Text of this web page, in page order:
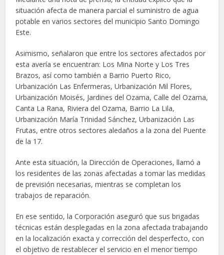
situación afecta de manera parcial el suministro de agua
potable en varios sectores del municipio Santo Domingo
Este.
Asimismo, señalaron que entre los sectores afectados por
esta avería se encuentran: Los Mina Norte y Los Tres
Brazos, así como también a Barrio Puerto Rico,
Urbanización Las Enfermeras, Urbanización Mil Flores,
Urbanización Moisés, Jardines del Ozama, Calle del Ozama,
Canta La Rana, Riviera del Ozama, Barrio La Lila,
Urbanización María Trinidad Sánchez, Urbanización Las
Frutas, entre otros sectores aledaños a la zona del Puente
de la 17.
Ante esta situación, la Dirección de Operaciones, llamó a
los residentes de las zonas afectadas a tomar las medidas
de previsión necesarias, mientras se completan los
trabajos de reparación.
En ese sentido, la Corporación aseguró que sus brigadas
técnicas están desplegadas en la zona afectada trabajando
en la localización exacta y corrección del desperfecto, con
el objetivo de restablecer el servicio en el menor tiempo